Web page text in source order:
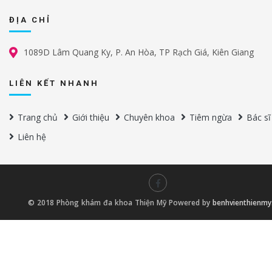
ĐỊA CHỈ
1089D Lâm Quang Ky, P. An Hòa, TP Rạch Giá, Kiên Giang
LIÊN KẾT NHANH
Trang chủ Giới thiệu Chuyên khoa Tiêm ngừa
Bác sĩ
Liên hệ
© 2018 Phòng khám đa khoa Thiện Mỹ Powered by